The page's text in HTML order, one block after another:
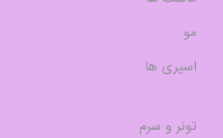
مو
اسپری ها
تونر و سرم